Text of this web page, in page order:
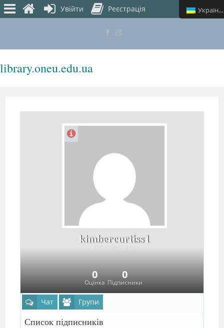
library.oneu.edu.ua
kimbercurtiss1
Оцінка
0
Підписники
0
Чат Групи
Список підписників
Увійти Реєстрація Українська